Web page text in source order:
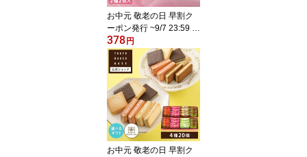
お中元 敬老の日 早割ク
ーポン発行 ~9/7 23:59 |
お菓子 ギフト 個包装 20
26 詰め合わせ クッキー |
博多風美庵 サンドクッキ
ー 2個セット 【0】 冷蔵
宅急便発送 Pgift
378 円
お中元 敬老の日 早割ク